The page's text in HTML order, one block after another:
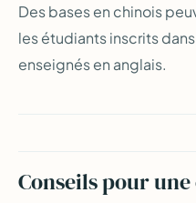
Des bases en chinois
les étudiants inscrits
enseignés en anglais.
Conseils pour